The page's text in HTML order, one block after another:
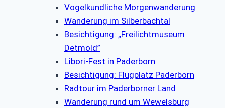
Vogelkundliche Morgenwanderung
Wanderung im Silberbachtal
Besichtigung: „Freilichtmuseum
Detmold”
Libori-Fest in Paderborn
Besichtigung: Flugplatz Paderborn
Radtour im Paderborner Land
Wanderung rund um Wewelsburg